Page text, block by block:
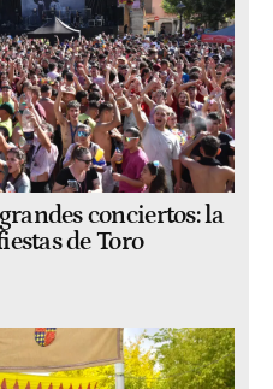
conciertos: la
de Toro